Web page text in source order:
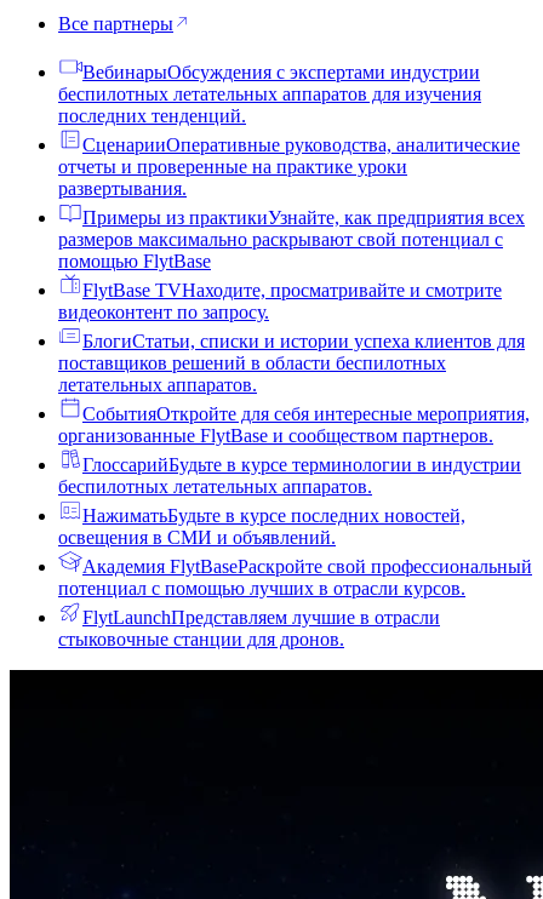
Все партнеры
ВебинарыОбсуждения с экспертами индустрии
беспилотных летательных аппаратов для изучения
последних тенденций.
СценарииОперативные руководства, аналитические
отчеты и проверенные на практике уроки
развертывания.
Примеры из практикиУзнайте, как предприятия всех
размеров максимально раскрывают свой потенциал с
помощью FlytBase
FlytBase TVНаходите, просматривайте и смотрите
видеоконтент по запросу.
БлогиСтатьи, списки и истории успеха клиентов для
поставщиков решений в области беспилотных
летательных аппаратов.
СобытияОткройте для себя интересные мероприятия,
организованные FlytBase и сообществом партнеров.
ГлоссарийБудьте в курсе терминологии в индустрии
беспилотных летательных аппаратов.
НажиматьБудьте в курсе последних новостей,
освещения в СМИ и объявлений.
Академия FlytBaseРаскройте свой профессиональный
потенциал с помощью лучших в отрасли курсов.
FlytLaunchПредставляем лучшие в отрасли
стыковочные станции для дронов.